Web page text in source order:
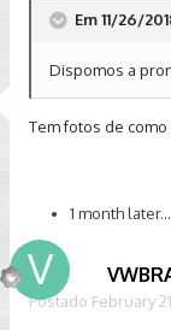
Em 11/26/
Dispomos a
Tem fotos de como
1 month later...
Postado February